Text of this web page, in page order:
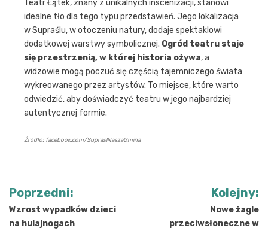
Teatr Łątek, znany z unikalnych inscenizacji, stanowi
idealne tło dla tego typu przedstawień. Jego lokalizacja
w Supraślu, w otoczeniu natury, dodaje spektaklowi
dodatkowej warstwy symbolicznej. Ogród teatru staje
się przestrzenią, w której historia ożywa, a
widzowie mogą poczuć się częścią tajemniczego świata
wykreowanego przez artystów. To miejsce, które warto
odwiedzić, aby doświadczyć teatru w jego najbardziej
autentycznej formie.
Źródło: facebook.com/SupraslNaszaGmina
Nawigacja
wpisu
Poprzedni:
Wzrost wypadków dzieci
na hulajnogach
Kolejny:
Nowe żagle
przeciwsłoneczne w